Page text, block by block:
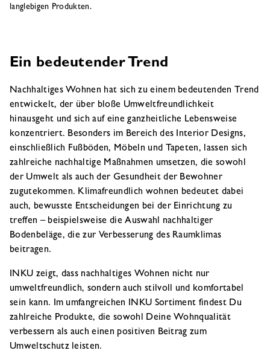
langlebigen Produkten.
Ein bedeutender Trend
Nachhaltiges Wohnen hat sich zu einem bedeutenden Trend
entwickelt, der über bloße Umweltfreundlichkeit
hinausgeht und sich auf eine ganzheitliche Lebensweise
konzentriert. Besonders im Bereich des Interior Designs,
einschließlich Fußböden, Möbeln und Tapeten, lassen sich
zahlreiche nachhaltige Maßnahmen umsetzen, die sowohl
der Umwelt als auch der Gesundheit der Bewohner
zugutekommen. Klimafreundlich wohnen bedeutet dabei
auch, bewusste Entscheidungen bei der Einrichtung zu
treffen – beispielsweise die Auswahl nachhaltiger
Bodenbeläge, die zur Verbesserung des Raumklimas
beitragen.
INKU zeigt, dass nachhaltiges Wohnen nicht nur
umweltfreundlich, sondern auch stilvoll und komfortabel
sein kann. Im umfangreichen INKU Sortiment findest Du
zahlreiche Produkte, die sowohl Deine Wohnqualität
verbessern als auch einen positiven Beitrag zum
Umweltschutz leisten.